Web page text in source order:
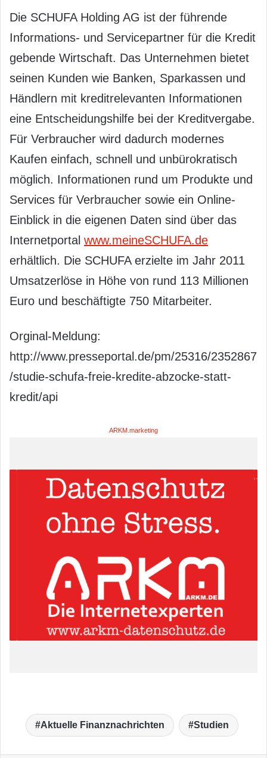
Die SCHUFA Holding AG ist der führende
Informations- und Servicepartner für die Kredit
gebende Wirtschaft. Das Unternehmen bietet
seinen Kunden wie Banken, Sparkassen und
Händlern mit kreditrelevanten Informationen
eine Entscheidungshilfe bei der Kreditvergabe.
Für Verbraucher wird dadurch modernes
Kaufen einfach, schnell und unbürokratisch
möglich. Informationen rund um Produkte und
Services für Verbraucher sowie ein Online-
Einblick in die eigenen Daten sind über das
Internetportal www.meineSCHUFA.de
erhältlich. Die SCHUFA erzielte im Jahr 2011
Umsatzerlöse in Höhe von rund 113 Millionen
Euro und beschäftigte 750 Mitarbeiter.
Orginal-Meldung:
http://www.presseportal.de/pm/25316/2352867
/studie-schufa-freie-kredite-abzocke-statt-
kredit/api
ARKM.marketing
Aktuelle Finanznachrichten Studien